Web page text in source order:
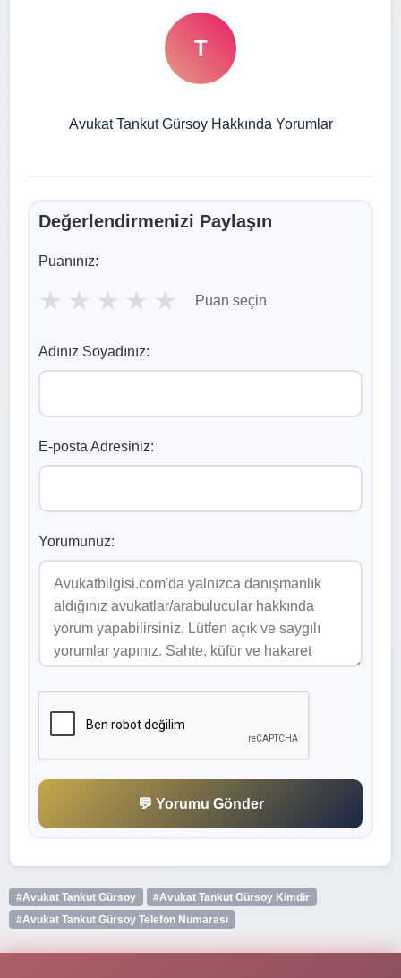
T
Avukat Tankut Gürsoy Hakkında Yorumlar
Değerlendirmenizi Paylaşın
Puanınız:
★ ★ ★ ★ ★ Puan seçin
Adınız Soyadınız:
E-posta Adresiniz:
Yorumunuz:
💬 Yorumu Gönder
#Avukat Tankut Gürsoy
#Avukat Tankut Gürsoy Kimdir
#Avukat Tankut Gürsoy Telefon Numarası